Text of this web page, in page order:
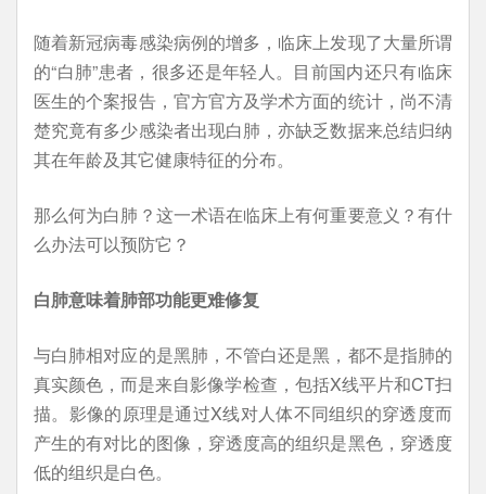
随着新冠病毒感染病例的增多，临床上发现了大量所谓
的“白肺”患者，很多还是年轻人。目前国内还只有临床
医生的个案报告，官方官方及学术方面的统计，尚不清
楚究竟有多少感染者出现白肺，亦缺乏数据来总结归纳
其在年龄及其它健康特征的分布。
那么何为白肺？这一术语在临床上有何重要意义？有什
么办法可以预防它？
白肺意味着肺部功能更难修复
与白肺相对应的是黑肺，不管白还是黑，都不是指肺的
真实颜色，而是来自影像学检查，包括X线平片和CT扫
描。影像的原理是通过X线对人体不同组织的穿透度而
产生的有对比的图像，穿透度高的组织是黑色，穿透度
低的组织是白色。